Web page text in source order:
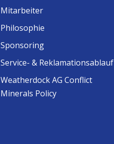
Mitarbeiter
Philosophie
Sponsoring
Service- & Reklamationsablauf
Weatherdock AG Conflict
Minerals Policy